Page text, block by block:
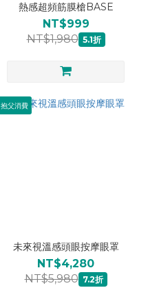
熱感超頻筋膜槍BASE
NT$999
NT$1,980 5.1折
抱父消費
未來視溫感頭眼按摩眼罩
NT$4,280
NT$5,980 7.2折